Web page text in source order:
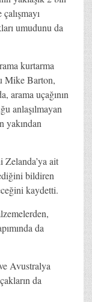
umudunu da
kurtarma
Mike Barton,
arama uçağının
anlaşılmayan
yakından
ait
bildiren
kaydetti.
da
Avustralya
da